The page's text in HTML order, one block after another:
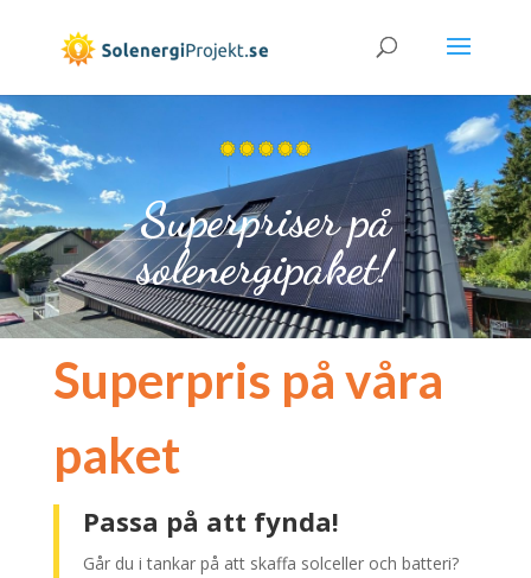
Superpriser på
solenergipaket!
Superpris på våra
paket
Passa på att fynda!
Går du i tankar på att skaffa solceller och batteri?